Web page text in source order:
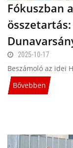
Fókuszban
2025-10-17
Beszámoló az idei
Bővebben